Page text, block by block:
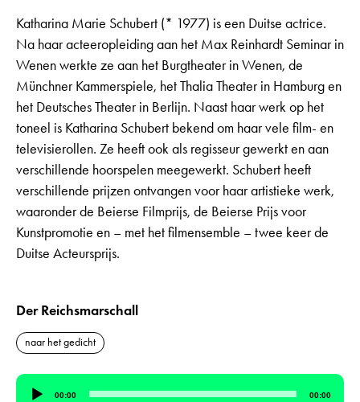
Katharina Marie Schubert (* 1977) is een Duitse actrice.
Na haar acteeropleiding aan het Max Reinhardt Seminar in
Wenen werkte ze aan het Burgtheater in Wenen, de
Münchner Kammerspiele, het Thalia Theater in Hamburg en
het Deutsches Theater in Berlijn. Naast haar werk op het
toneel is Katharina Schubert bekend om haar vele film- en
televisierollen. Ze heeft ook als regisseur gewerkt en aan
verschillende hoorspelen meegewerkt. Schubert heeft
verschillende prijzen ontvangen voor haar artistieke werk,
waaronder de Beierse Filmprijs, de Beierse Prijs voor
Kunstpromotie en – met het filmensemble – twee keer de
Duitse Acteursprijs.
Der Reichsmarschall
naar het gedicht
Audiospeler
00:00 00:00